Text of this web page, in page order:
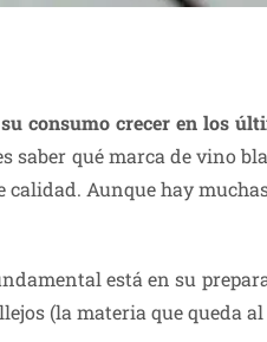
consumo crecer en los
qué marca de vino
Aunque hay
está en su
(la materia que queda